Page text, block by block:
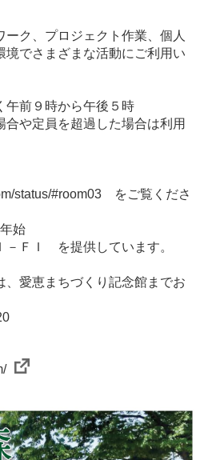
ーク、プロジェクト作業、個人
境でさまざまな活動にご利用い
午前９時から午後５時
や定員を超過した場合は利用
status/#room03 をご覧くださ
始
－ＦＩ を提供しています。
愛恵まちづくり記念館までお